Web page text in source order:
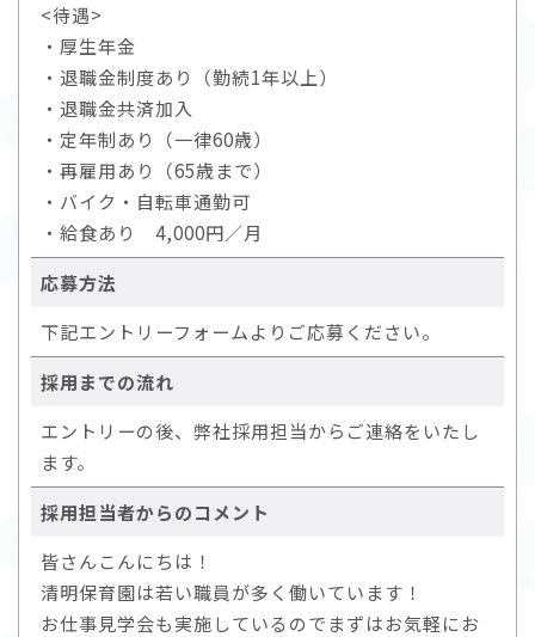
<待遇>
・厚生年金
・退職金制度あり（勤続1年以上）
・退職金共済加入
・定年制あり（一律60歳）
・再雇用あり（65歳まで）
・バイク・自転車通勤可
・給食あり 4,000円／月
応募方法
下記エントリーフォームよりご応募ください。
採用までの流れ
エントリーの後、弊社採用担当からご連絡をいたし
ます。
採用担当者からのコメント
皆さんこんにちは！
清明保育園は若い職員が多く働いています！
お仕事見学会も実施しているのでまずはお気軽にお